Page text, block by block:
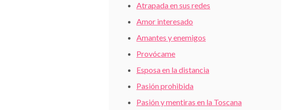
Atrapada en sus redes
Amor interesado
Amantes y enemigos
Provócame
Esposa en la distancia
Pasión prohibida
Pasión y mentiras en la Toscana